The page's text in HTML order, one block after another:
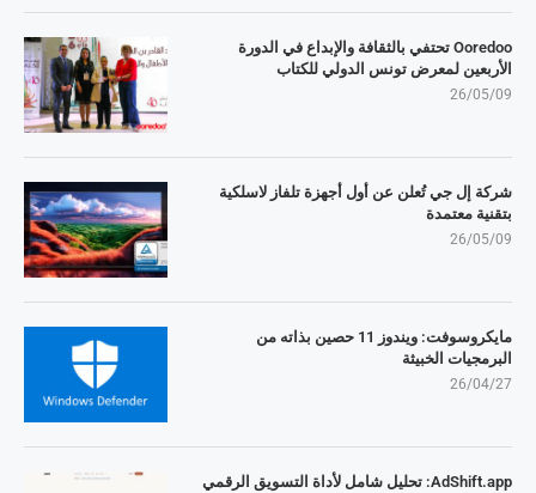
Ooredoo تحتفي بالثقافة والإبداع في الدورة
الأربعين لمعرض تونس الدولي للكتاب
26/05/09
شركة إل جي تُعلن عن أول أجهزة تلفاز لاسلكية
بتقنية معتمدة
26/05/09
مايكروسوفت: ويندوز 11 حصين بذاته من
البرمجيات الخبيثة
26/04/27
AdShift.app: تحليل شامل لأداة التسويق الرقمي